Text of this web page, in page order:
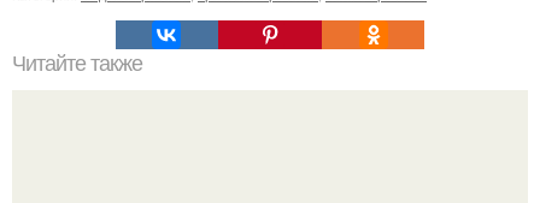
Читайте также